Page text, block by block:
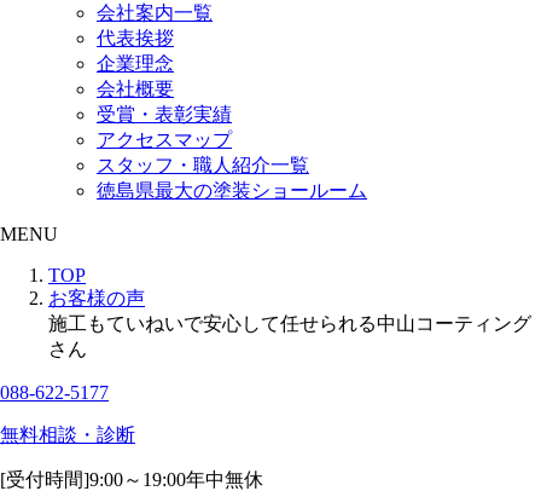
会社案内一覧
代表挨拶
企業理念
会社概要
受賞・表彰実績
アクセスマップ
スタッフ・職人紹介一覧
徳島県最大の塗装ショールーム
MENU
TOP
お客様の声
施工もていねいで安心して任せられる中山コーティング
さん
088-622-5177
無料相談・診断
[受付時間]9:00～19:00年中無休